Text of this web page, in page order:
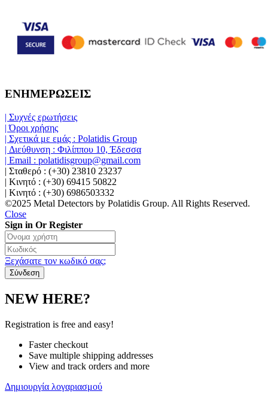
ΕΝΗΜΕΡΩΣΕΙΣ
| Συχνές ερωτήσεις
| Όροι χρήσης
| Σχετικά με εμάς : Polatidis Group
| Διεύθυνση : Φιλίππου 10, Έδεσσα
| Email : polatidisgroup@gmail.com
| Σταθερό : (+30) 23810 23237
| Κινητό : (+30) 69415 50822
| Κινητό : (+30) 6986503332
©2025 Metal Detectors by Polatidis Group. All Rights Reserved.
Close
Sign in Or Register
Ξεχάσατε τον κωδικό σας;
NEW HERE?
Registration is free and easy!
Faster checkout
Save multiple shipping addresses
View and track orders and more
Δημιουργία λογαριασμού